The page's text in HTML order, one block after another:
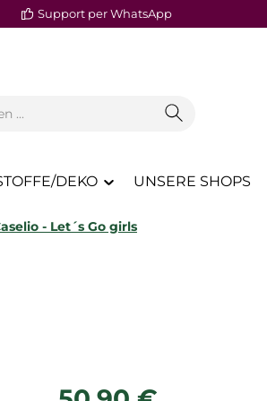
Support per WhatsApp
DEKO UNSERE SHOPS
- Let´s Go girls
Regulärer Preis: